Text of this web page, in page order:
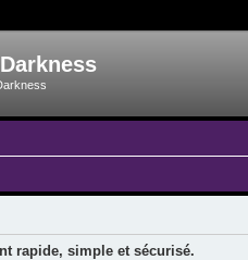
rapide, simple et sécurisé.